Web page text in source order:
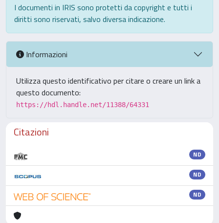
I documenti in IRIS sono protetti da copyright e tutti i
diritti sono riservati, salvo diversa indicazione.
Informazioni
Utilizza questo identificativo per citare o creare un link a
questo documento:
https://hdl.handle.net/11388/64331
Citazioni
ND
ND
ND